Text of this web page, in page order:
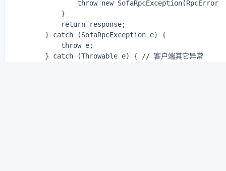
throw new
            }
            return response;
        } catch (SofaRpcException e) {
            throw e;
        } catch (Throwable e) { // 客户端其它异常